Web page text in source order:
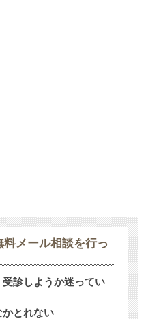
料メール相談を行っ
診しようか迷ってい
かとれない